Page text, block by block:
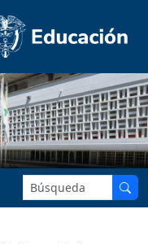
Buscar en el sitio: